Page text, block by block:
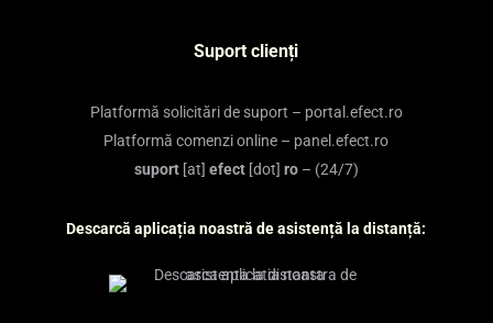
Suport clienți
Platformă solicitări de suport – portal.efect.ro
Platformă comenzi online – panel.efect.ro
suport[at] efect[dot] ro– (24/7)
Descarcă aplicația noastră de asistență la distanță: